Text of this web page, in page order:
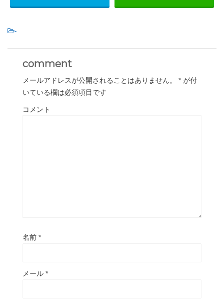
-
comment
メールアドレスが公開されることはありません。 * が付
いている欄は必須項目です
コメント
名前 *
メール *